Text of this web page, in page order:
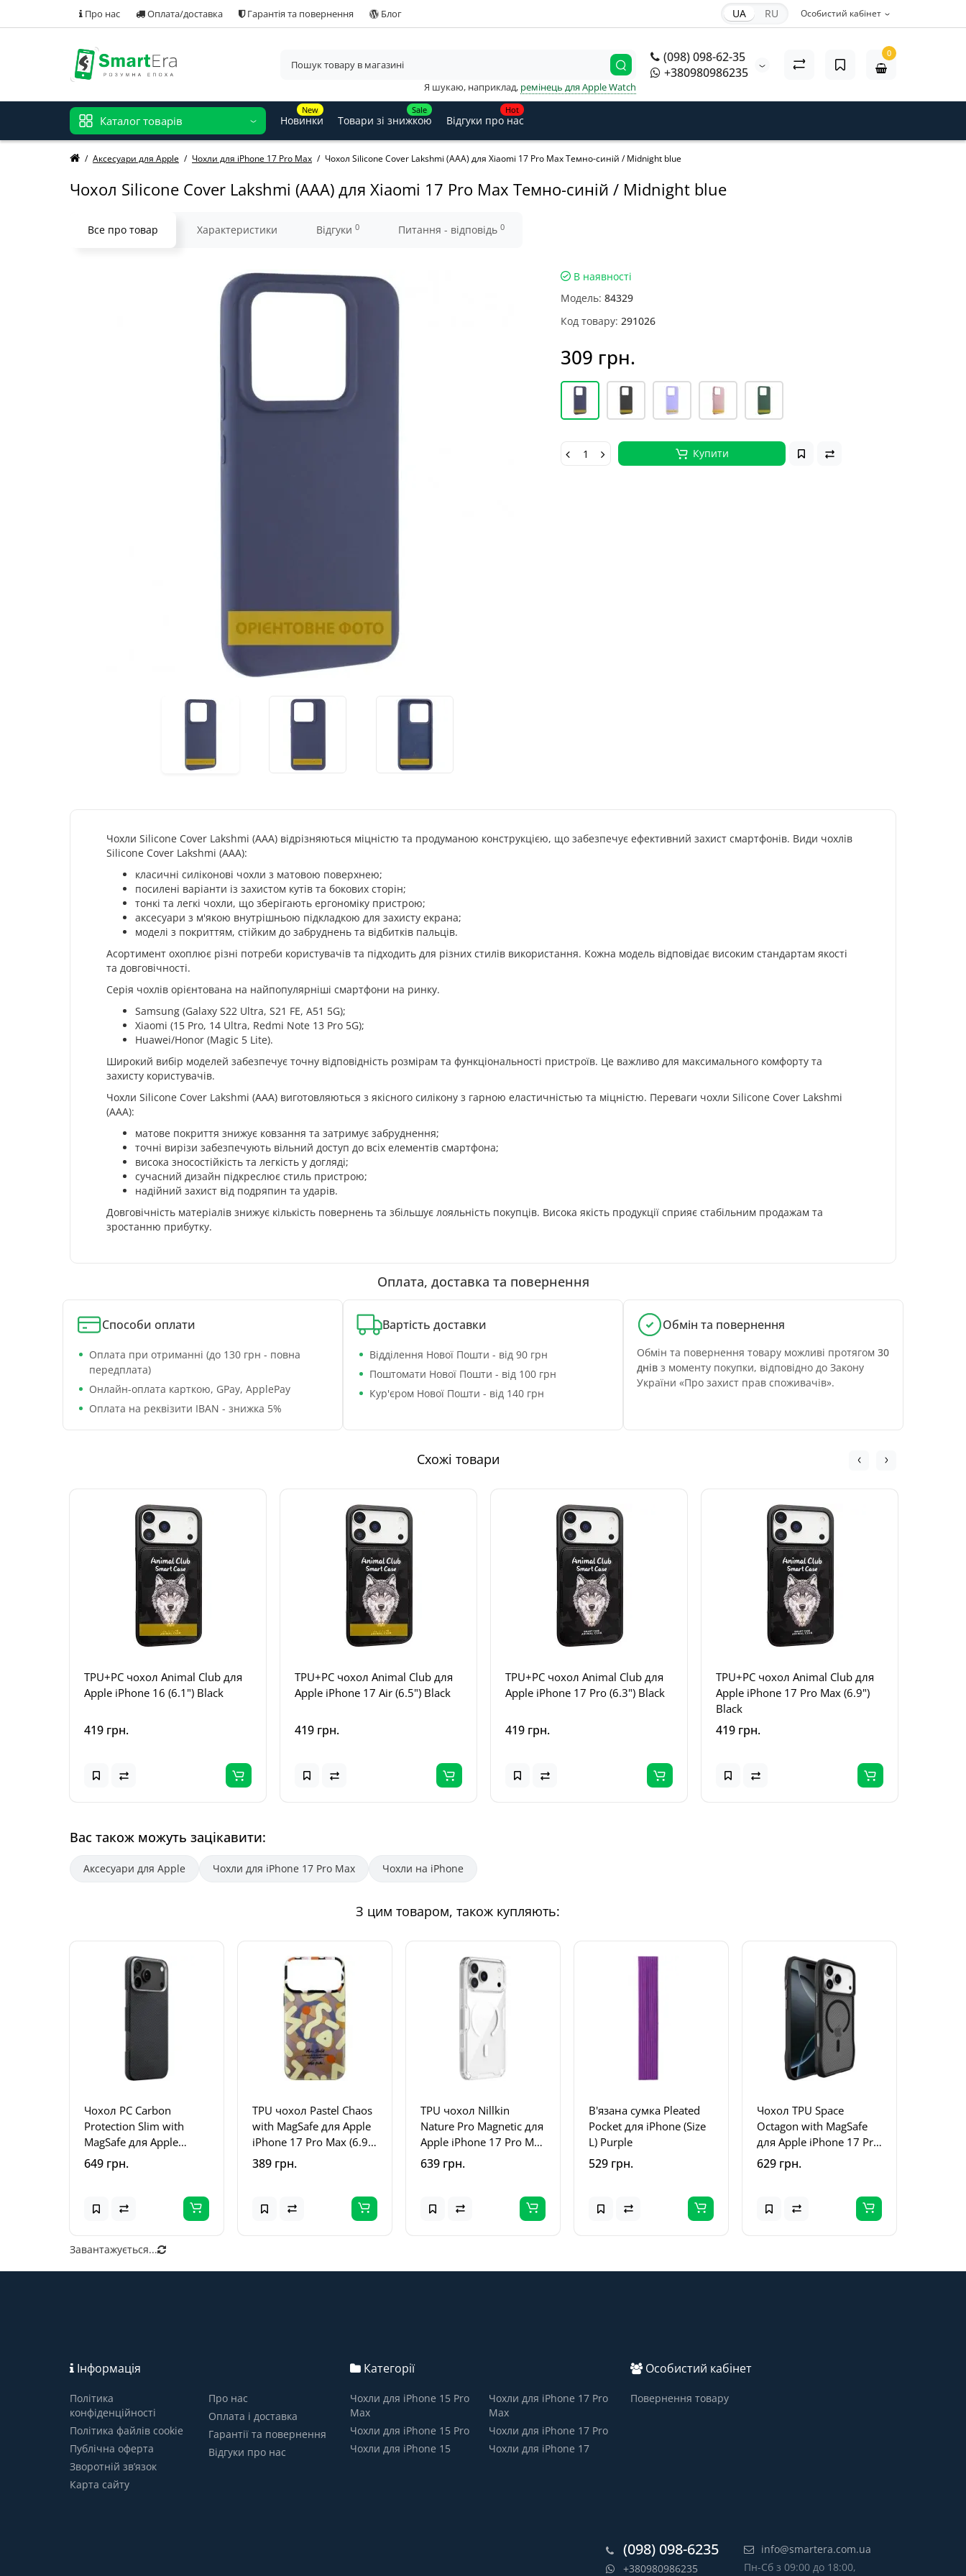
Про нас Оплата/доставка Гарантія та повернення Блог Особистий кабінет
UA RU
(098) 098-62-35
+380980986235
Я шукаю, наприклад, ремінець для Apple Watch
0
Каталог товарів
New
Новинки
Sale
Товари зі знижкою
Hot
Відгуки про нас
Аксесуари для Apple Чохли для iPhone 17 Pro Max Чохол Silicone Cover Lakshmi (AAA) для Xiaomi 17 Pro Max Темно-синій / Midnight blue
Чохол Silicone Cover Lakshmi (AAA) для Xiaomi 17 Pro Max Темно-синій / Midnight blue
Все про товар Характеристики Відгуки 0 Питання - відповідь 0
В наявності
Модель: 84329
Код товару: 291026
309 грн.
Купити
Чохли Silicone Cover Lakshmi (AAA) відрізняються міцністю та продуманою конструкцією, що забезпечує ефективний захист смартфонів. Види чохлів
Silicone Cover Lakshmi (AAA):
класичні силіконові чохли з матовою поверхнею;
посилені варіанти із захистом кутів та бокових сторін;
тонкі та легкі чохли, що зберігають ергономіку пристрою;
аксесуари з м'якою внутрішньою підкладкою для захисту екрана;
моделі з покриттям, стійким до забруднень та відбитків пальців.
Асортимент охоплює різні потреби користувачів та підходить для різних стилів використання. Кожна модель відповідає високим стандартам якості
та довговічності.
Серія чохлів орієнтована на найпопулярніші смартфони на ринку.
Samsung (Galaxy S22 Ultra, S21 FE, A51 5G);
Xiaomi (15 Pro, 14 Ultra, Redmi Note 13 Pro 5G);
Huawei/Honor (Magic 5 Lite).
Широкий вибір моделей забезпечує точну відповідність розмірам та функціональності пристроїв. Це важливо для максимального комфорту та
захисту користувачів.
Чохли Silicone Cover Lakshmi (AAA) виготовляються з якісного силікону з гарною еластичністью та міцністю. Переваги чохли Silicone Cover Lakshmi
(AAA):
матове покриття знижує ковзання та затримує забруднення;
точні вирізи забезпечують вільний доступ до всіх елементів смартфона;
висока зносостійкість та легкість у догляді;
сучасний дизайн підкреслює стиль пристрою;
надійний захист від подряпин та ударів.
Довговічність матеріалів знижує кількість повернень та збільшує лояльність покупців. Висока якість продукції сприяє стабільним продажам та
зростанню прибутку.
Оплата, доставка та повернення
Способи оплати
Оплата при отриманні (до 130 грн - повна
передплата)
Онлайн-оплата карткою, GPay, ApplePay
Оплата на реквізити IBAN - знижка 5%
Вартість доставки
Відділення Нової Пошти - від 90 грн
Поштомати Нової Пошти - від 100 грн
Кур'єром Нової Пошти - від 140 грн
Обмін та повернення
Обмін та повернення товару можливі протягом 30
днів з моменту покупки, відповідно до Закону
України «Про захист прав споживачів».
Схожі товари
TPU+PC чохол Animal Club для
Apple iPhone 16 (6.1") Black
419 грн.
TPU+PC чохол Animal Club для
Apple iPhone 17 Air (6.5") Black
419 грн.
TPU+PC чохол Animal Club для
Apple iPhone 17 Pro (6.3") Black
419 грн.
TPU+PC чохол Animal Club для
Apple iPhone 17 Pro Max (6.9")
Black
419 грн.
Вас також можуть зацікавити:
Аксесуари для Apple Чохли для iPhone 17 Pro Max Чохли на iPhone
З цим товаром, також купляють:
Чохол PC Carbon
Protection Slim with
MagSafe для Apple
iPhone 17 Pro Max (6.9")
649 грн.
TPU чохол Pastel Chaos
with MagSafe для Apple
iPhone 17 Pro Max (6.9")
Biege
389 грн.
TPU чохол Nillkin
Nature Pro Magnetic для
Apple iPhone 17 Pro Max
(6.9") Безбарвний
(прозорий)
639 грн.
В'язана сумка Pleated
Pocket для iPhone (Size
L) Purple
529 грн.
Чохол TPU Space
Octagon with MagSafe
для Apple iPhone 17 Pro
Max (6.9") Carbon Black
629 грн.
Завантажується...
Інформація
Політика
конфіденційності
Політика файлів cookie
Публічна оферта
Зворотній зв’язок
Карта сайту
Про нас
Оплата і доставка
Гарантії та повернення
Відгуки про нас
Категорії
Чохли для iPhone 15 Pro
Max
Чохли для iPhone 15 Pro
Чохли для iPhone 15
Чохли для iPhone 17 Pro
Max
Чохли для iPhone 17 Pro
Чохли для iPhone 17
Особистий кабінет
Повернення товару
(098) 098-6235
+380980986235
info@smartera.com.ua
Пн-Сб з 09:00 до 18:00,